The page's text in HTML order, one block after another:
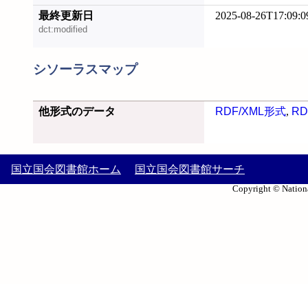
最終更新日
dct:modified
2025-08-
シソーラスマップ
他形式のデータ RDF/XML形式,
国立国会図書館ホーム 国立国会図書館サーチ
Copyright ©